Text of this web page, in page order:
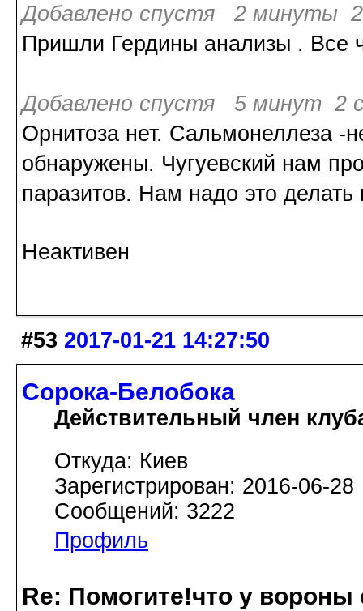
Добавлено спустя 2 минуты
Пришли Гердины анализы . Все
Добавлено спустя 5 минут 2
Орнитоза нет. Сальмонеллеза -
обнаружены. Чугуевский нам
паразитов. Нам надо это
Неактивен
#53 2017-01-21 14:27:50
Сорока-Белобока
Действительный член
Откуда: Киев
Зарегистрирован: 2016-06-28
Сообщений: 3222
Профиль
Re: Помогите!что у